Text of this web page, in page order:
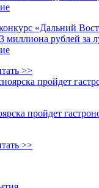
«Дальний
миллиона рублей за
>>
пройдет
>>